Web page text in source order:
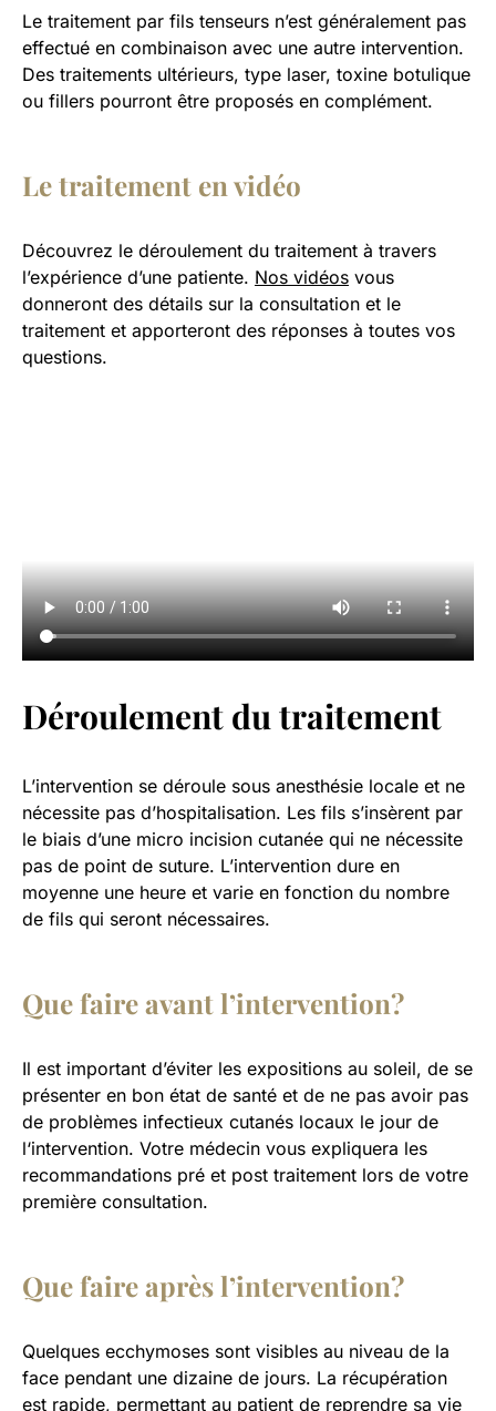
Le traitement par fils tenseurs n’est généralement pas
effectué en combinaison avec une autre intervention.
Des traitements ultérieurs, type laser, toxine botulique
ou fillers pourront être proposés en complément.
Le traitement en vidéo
Découvrez le déroulement du traitement à travers
l’expérience d’une patiente. Nos vidéos vous
donneront des détails sur la consultation et le
traitement et apporteront des réponses à toutes vos
questions.
Déroulement du traitement
L’intervention se déroule sous anesthésie locale et ne
nécessite pas d’hospitalisation. Les fils s’insèrent par
le biais d’une micro incision cutanée qui ne nécessite
pas de point de suture. L’intervention dure en
moyenne une heure et varie en fonction du nombre
de fils qui seront nécessaires.
Que faire avant l’intervention?
Il est important d’éviter les expositions au soleil, de se
présenter en bon état de santé et de ne pas avoir pas
de problèmes infectieux cutanés locaux le jour de
l‘intervention. Votre médecin vous expliquera les
recommandations pré et post traitement lors de votre
première consultation.
Que faire après l’intervention?
Quelques ecchymoses sont visibles au niveau de la
face pendant une dizaine de jours. La récupération
est rapide, permettant au patient de reprendre sa vie